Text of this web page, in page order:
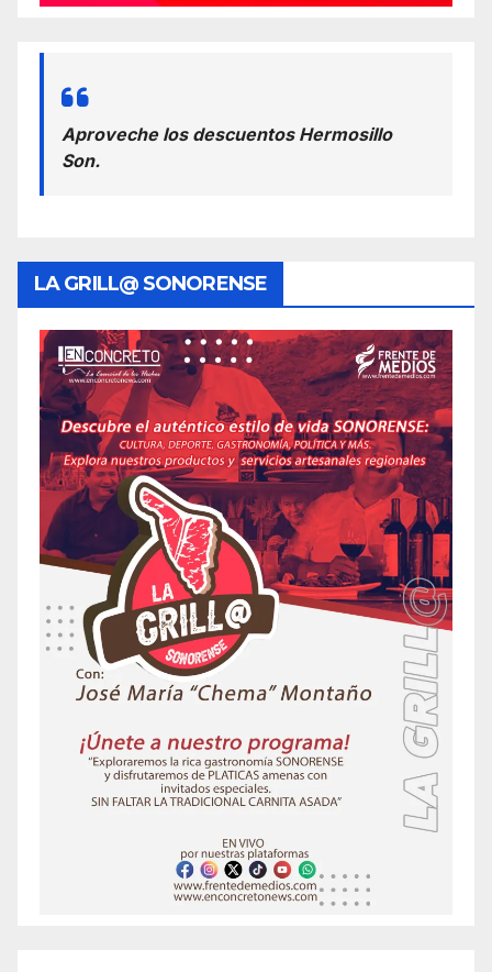
Aproveche los descuentos Hermosillo
Son.
LA GRILL@ SONORENSE